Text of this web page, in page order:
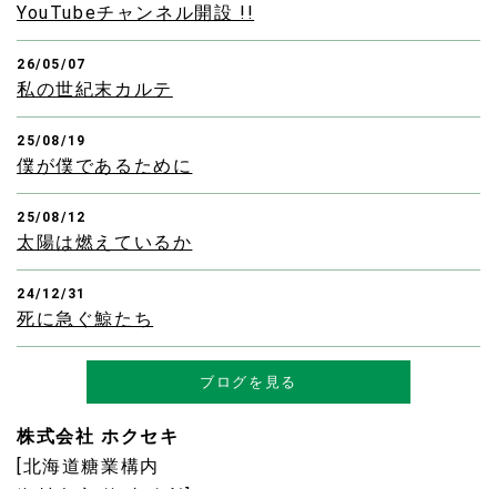
YouTubeチャンネル開設 !!
26/05/07
私の世紀末カルテ
25/08/19
僕が僕であるために
25/08/12
太陽は燃えているか
24/12/31
死に急ぐ鯨たち
ブログを見る
株式会社 ホクセキ
[北海道糖業構内